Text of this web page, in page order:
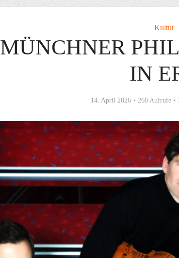
Kultur
MÜNCHNER
IN
14. April 2026 260 Aufrufe